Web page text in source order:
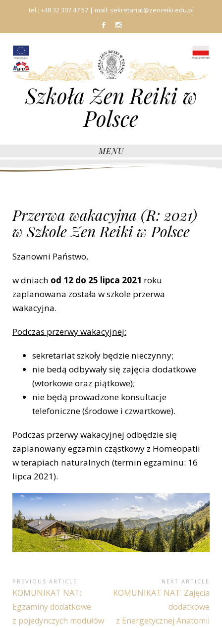
tel.: +48 32 307 47 57| mail: sekretariat@zenreiki.edu.pl
fb In
Szkoła Zen Reiki w
Polsce
MENU
Przerwa wakacyjna (R: 2021)
w Szkole Zen Reiki w Polsce
Szanowni Państwo,
w dniach od 12 do 25 lipca 2021 roku
zaplanowana została w szkole przerwa
wakacyjna.
Podczas przerwy wakacyjnej:
sekretariat szkoły będzie nieczynny;
nie bedą odbywały się zajęcia dodatkowe
(wtorkowe oraz piątkowe);
nie będą prowadzone konsultacje
telefoniczne (środowe i czwartkowe).
Podczas przerwy wakacyjnej odbędzie się
zaplanowany egzamin cząstkowy z Homeopatii
w terapiach naturalnych (termin egzaminu: 16
lipca 2021).
Nawigacja
wpisu
PREVIOUS ARTICLE
Previous
Article:
KOMUNIKAT NAT:
Egzaminy dodatkowe
z pojedynczych modułów
NEXT ARTICLE
Next
KOMUNIKAT NAT: Zajęcia
dodatkowe
z Energetycznej Anatomii